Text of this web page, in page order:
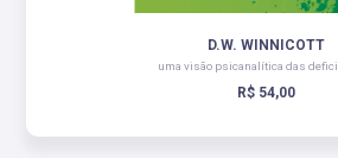
D.W. WINNICOTT
uma visão psicanalítica das
R$ 54,00